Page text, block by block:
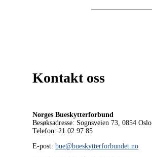
Kontakt oss
Norges Bueskytterforbund
Besøksadresse: Sognsveien 73, 0854 Oslo
Telefon: 21 02 97 85
E-post: bue@bueskytterforbundet.no